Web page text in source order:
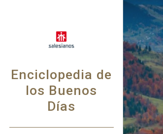
Enciclopedia de
los Buenos
Días